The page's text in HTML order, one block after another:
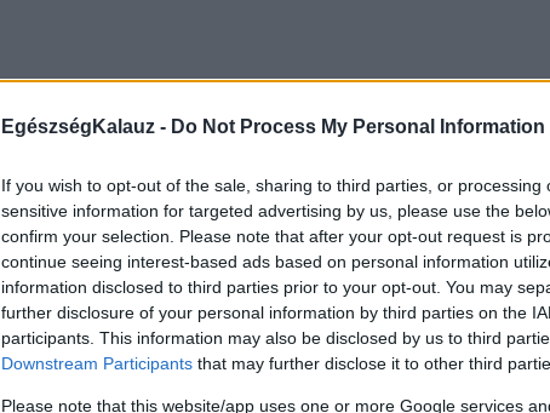
EgészségKalauz - Do Not Process My Personal Information
If you wish to opt-out of the sale, sharing to third parties, or processing
sensitive information for targeted advertising by us, please use the
confirm your selection. Please note that after your opt-out request is
continue seeing interest-based ads based on personal information
information disclosed to third parties prior to your opt-out. You may
further disclosure of your personal information by third parties on the
participants. This information may also be disclosed by us to third
Downstream Participants that may further disclose it to other third
Please note that this website/app uses one or more Google services